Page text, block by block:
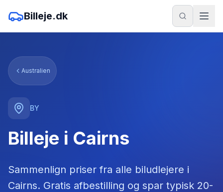
Billeje.dk
Australien
BY
Billeje i Cairns
Sammenlign priser fra alle biludlejere i
Cairns. Gratis afbestilling og spar typisk 20-